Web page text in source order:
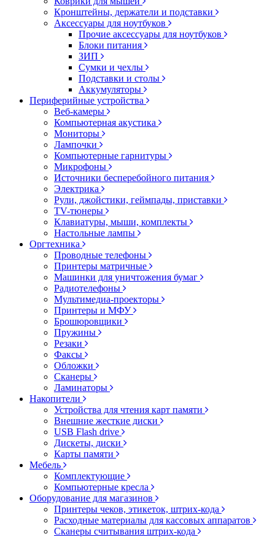
Кронштейны, держатели и подставки
Аксессуары для ноутбуков
Прочие аксессуары для ноутбуков
Блоки питания
ЗИП
Сумки и чехлы
Подставки и столы
Аккумуляторы
Периферийные устройства
Веб-камеры
Компьютерная акустика
Мониторы
Лампочки
Компьютерные гарнитуры
Микрофоны
Источники бесперебойного питания
Электрика
Рули, джойстики, геймпады, приставки
TV-тюнеры
Клавиатуры, мыши, комплекты
Настольные лампы
Оргтехника
Проводные телефоны
Принтеры матричные
Машинки для уничтожения бумаг
Радиотелефоны
Мультимедиа-проекторы
Принтеры и МФУ
Брошюровщики
Пружины
Резаки
Факсы
Обложки
Сканеры
Ламинаторы
Накопители
Устройства для чтения карт памяти
Внешние жесткие диски
USB Flash drive
Дискеты, диски
Карты памяти
Мебель
Комплектующие
Компьютерные кресла
Оборудование для магазинов
Принтеры чеков, этикеток, штрих-кода
Расходные материалы для кассовых аппаратов
Сканеры считывания штрих-кода